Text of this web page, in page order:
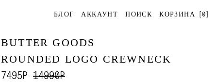
БЛОГ АККАУНТ ПОИСК КОРЗИНА [0]
BUTTER GOODS
ROUNDED LOGO CREWNECK
7495Р 14990Р